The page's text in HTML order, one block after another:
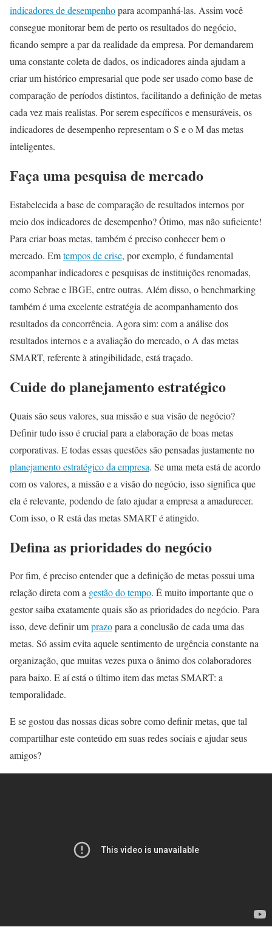
indicadores de desempenhopara acompanhá-las. Assim você
consegue monitorar bem de perto os resultados do negócio,
ficando sempre a par da realidade da empresa. Por demandarem
uma constante coleta de dados, os indicadores ainda ajudam a
criar um histórico empresarial que pode ser usado como base de
comparação de períodos distintos, facilitando a definição de metas
cada vez mais realistas. Por serem específicos e mensuráveis, os
indicadores de desempenho representam o S e o M das metas
inteligentes.
Faça uma pesquisa de mercado
Estabelecida a base de comparação de resultados internos por
meio dos indicadores de desempenho? Ótimo, mas não suficiente!
Para criar boas metas, também é preciso conhecer bem o
mercado. Emtempos de crise, por exemplo, é fundamental
acompanhar indicadores e pesquisas de instituições renomadas,
como Sebrae e IBGE, entre outras. Além disso, o benchmarking
também é uma excelente estratégia de acompanhamento dos
resultados da concorrência. Agora sim: com a análise dos
resultados internos e a avaliação do mercado, o A das metas
SMART, referente à atingibilidade, está traçado.
Cuide do planejamento estratégico
Quais são seus valores, sua missão e sua visão de negócio?
Definir tudo isso é crucial para a elaboração de boas metas
corporativas. E todas essas questões são pensadas justamente no
planejamento estratégico da empresa. Se uma meta está de acordo
com os valores, a missão e a visão do negócio, isso significa que
ela é relevante, podendo de fato ajudar a empresa a amadurecer.
Com isso, o R está das metas SMART é atingido.
Defina as prioridades do negócio
Por fim, é preciso entender que a definição de metas possui uma
relação direta com a gestão do tempo. É muito importante que o
gestor saiba exatamente quais são as prioridades do negócio. Para
isso, deve definir umprazopara a conclusão de cada uma das
metas. Só assim evita aquele sentimento de urgência constante na
organização, que muitas vezes puxa o ânimo dos colaboradores
para baixo. E aí está o último item das metas SMART: a
temporalidade.
E se gostou das nossas dicas sobre como definir metas, que tal
compartilhar este conteúdo em suas redes sociais e ajudar seus
amigos?